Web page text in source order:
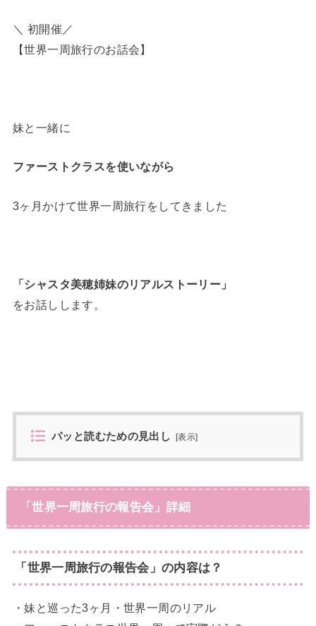
＼ 初開催／
【世界一周旅行のお話会】
妹と一緒に
ファーストクラスを使いながら
3ヶ月かけて世界一周旅行をしてきました
「シャスタ美穂姉妹のリアルストーリー」
をお話しします。
パッと読むための見出し [表示]
「世界一周旅行の報告会」詳細
「世界一周旅行の報告会」の内容は？
・妹と巡った3ヶ月・世界一周のリアル